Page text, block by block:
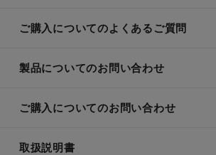
ご購入についてのよくあるご質問
製品についてのお問い合わせ
ご購入についてのお問い合わせ
取扱説明書